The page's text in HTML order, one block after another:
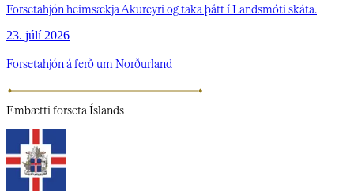
Forsetahjón heimsækja Akureyri og taka þátt í Landsmóti skáta.
23. júlí 2026
Forsetahjón á ferð um Norðurland
Embætti forseta Íslands